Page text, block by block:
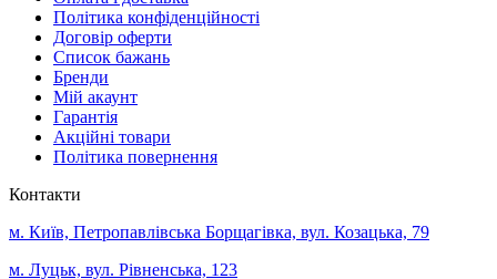
Політика конфіденційності
Договір оферти
Список бажань
Бренди
Мій акаунт
Гарантія
Акційні товари
Політика повернення
Контакти
м. Київ, Петропавлівська Борщагівка, вул. Козацька, 79
м. Луцьк, вул. Рівненська, 123